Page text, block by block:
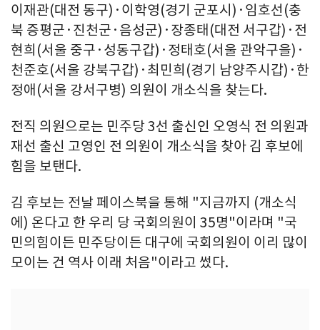
이재관(대전 동구)·이학영(경기 군포시)·임호선(충
북 증평군·진천군·음성군)·장종태(대전 서구갑)·전
현희(서울 중구·성동구갑)·정태호(서울 관악구을)·
천준호(서울 강북구갑)·최민희(경기 남양주시갑)·한
정애(서울 강서구병) 의원이 개소식을 찾는다.
전직 의원으로는 민주당 3선 출신인 오영식 전 의원과
재선 출신 고영인 전 의원이 개소식을 찾아 김 후보에
힘을 보탠다.
김 후보는 전날 페이스북을 통해 "지금까지 (개소식
에) 온다고 한 우리 당 국회의원이 35명"이라며 "국
민의힘이든 민주당이든 대구에 국회의원이 이리 많이
모이는 건 역사 이래 처음"이라고 썼다.